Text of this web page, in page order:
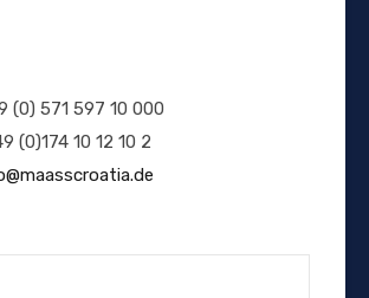
(0) 571 597 10 000
(0)174 10 12 10 2